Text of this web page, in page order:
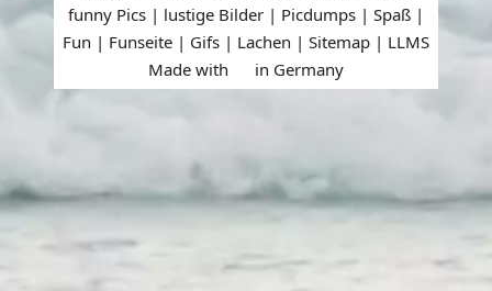
funny Pics | lustige Bilder | Picdumps | Spaß |
Fun | Funseite | Gifs | Lachen | Sitemap | LLMS
Made with
in Germany